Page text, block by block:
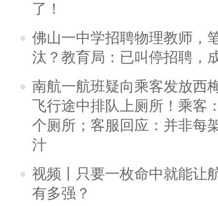
了！
佛山一中学招聘物理教师，
汰？教育局：已叫停招聘，
南航一航班疑向乘客发放西
飞行途中排队上厕所！乘客
个厕所；客服回应：并非每
汁
视频丨只要一枚命中就能让
有多强？